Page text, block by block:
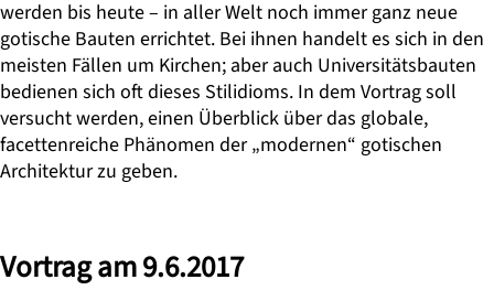
werden bis heute – in aller Welt noch immer ganz neue
gotische Bauten errichtet. Bei ihnen handelt es sich in den
meisten Fällen um Kirchen; aber auch Universitätsbauten
bedienen sich oft dieses Stilidioms. In dem Vortrag soll
versucht werden, einen Überblick über das globale,
facettenreiche Phänomen der „modernen“ gotischen
Architektur zu geben.
Vortrag am 9.6.2017